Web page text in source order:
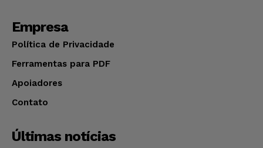
Empresa
Política de Privacidade
Ferramentas para PDF
Apoiadores
Contato
Últimas notícias